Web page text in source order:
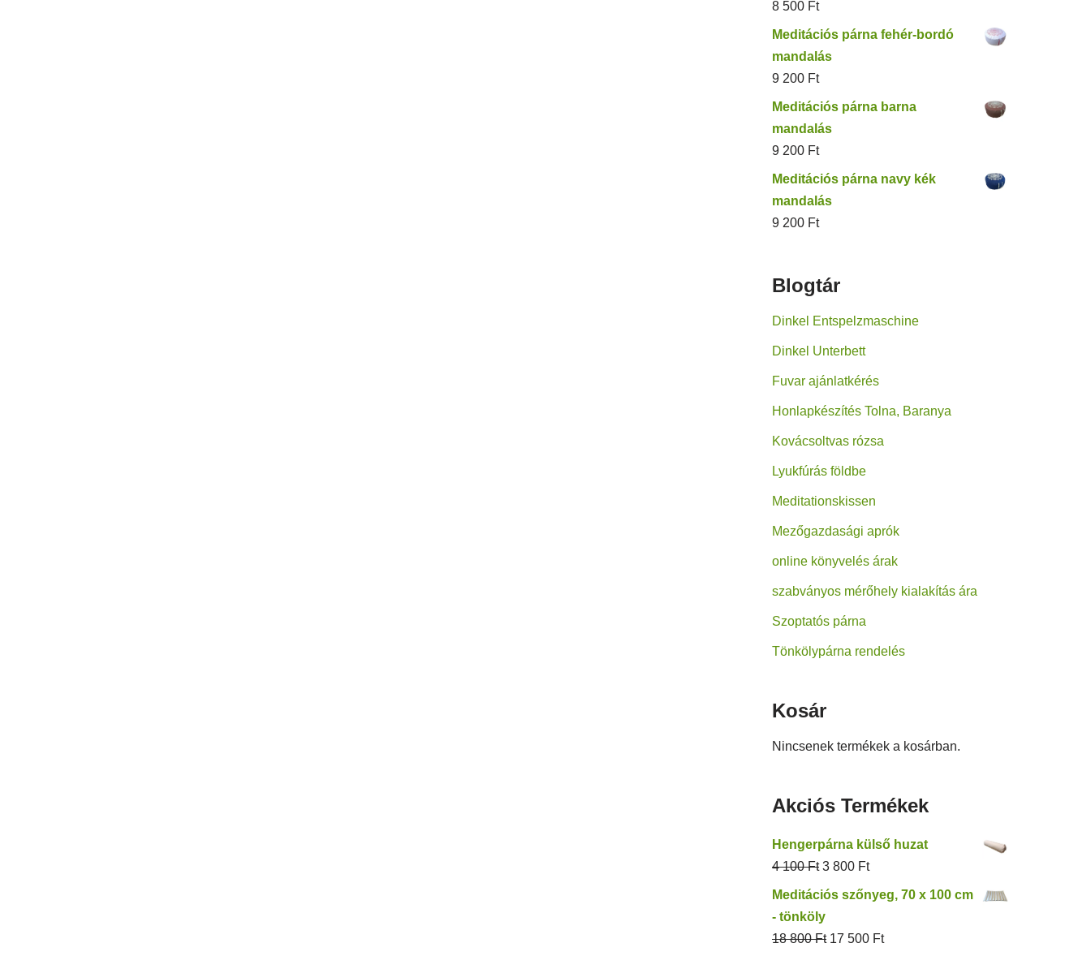
8 500 Ft
Meditációs párna fehér-bordó
mandalás
9 200 Ft
Meditációs párna barna
mandalás
9 200 Ft
Meditációs párna navy kék
mandalás
9 200 Ft
Blogtár
Dinkel Entspelzmaschine
Dinkel Unterbett
Fuvar ajánlatkérés
Honlapkészítés Tolna, Baranya
Kovácsoltvas rózsa
Lyukfúrás földbe
Meditationskissen
Mezőgazdasági aprók
online könyvelés árak
szabványos mérőhely kialakítás ára
Szoptatós párna
Tönkölypárna rendelés
Kosár
Nincsenek termékek a kosárban.
Akciós Termékek
Hengerpárna külső huzat
4 100Ft 3 800 Ft
Meditációs szőnyeg, 70 x 100 cm
- tönköly
18 800Ft 17 500 Ft